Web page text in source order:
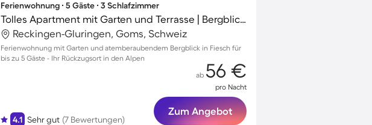
Ferienwohnung ∙ 5 Gäste ∙ 3 Schlafzimmer
Tolles Apartment mit Garten und Terrasse | Bergblick | Nah am Skifahren
Reckingen-Gluringen, Goms, Schweiz
Ferienwohnung mit Garten und atemberaubendem Bergblick in Fiesch für
bis zu 5 Gäste - Ihr Rückzugsort in den Alpen
4.1 Sehr gut (7 Bewertungen)
ab 56 €
pro Nacht
Zum Angebot